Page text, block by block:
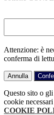
Attenzione: è
conferma di
Annulla
Questo sito o
cookie
COOKIE